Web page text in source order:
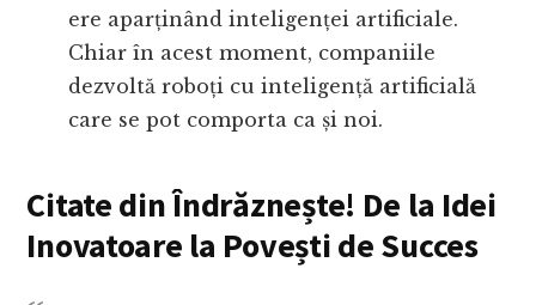
ere aparținând inteligenței artificiale.
Chiar în acest moment, companiile
dezvoltă roboți cu inteligență artificială
care se pot comporta ca și noi.
Citate din Îndrăznește! De la Idei
Inovatoare la Povești de Succes